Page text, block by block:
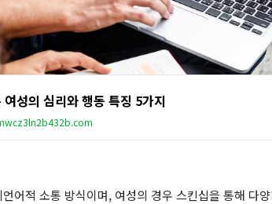
성의 심리와 행동 특징 5가지
어적 소통 방식이며, 여성의 경우 스킨십을 통해 다